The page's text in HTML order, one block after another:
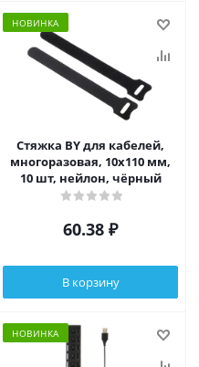
НОВИНКА
Стяжка BY для кабелей,
многоразовая, 10x110 мм,
10 шт, нейлон, чёрный
60.38 ₽
В корзину
НОВИНКА